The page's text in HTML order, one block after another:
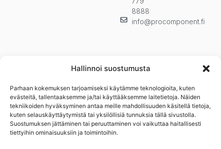
Hallinnoi suostumusta
Parhaan kokemuksen tarjoamiseksi käytämme teknologioita, kuten
evästeitä, tallentaaksemme ja/tai käyttääksemme laitetietoja. Näiden
tekniikoiden hyväksyminen antaa meille mahdollisuuden käsitellä tietoja,
kuten selauskäyttäytymistä tai yksilöllisiä tunnuksia tällä sivustolla.
Suostumuksen jättäminen tai peruuttaminen voi vaikuttaa haitallisesti
tiettyihin ominaisuuksiin ja toimintoihin.
8888
info@procomponent.fi
Pysy ajan tasalla ja tilaa uutiskirjeemme. Kuulet ensimmäisenä
uutuuksista, kampanjoista ja muista eduistamme.n